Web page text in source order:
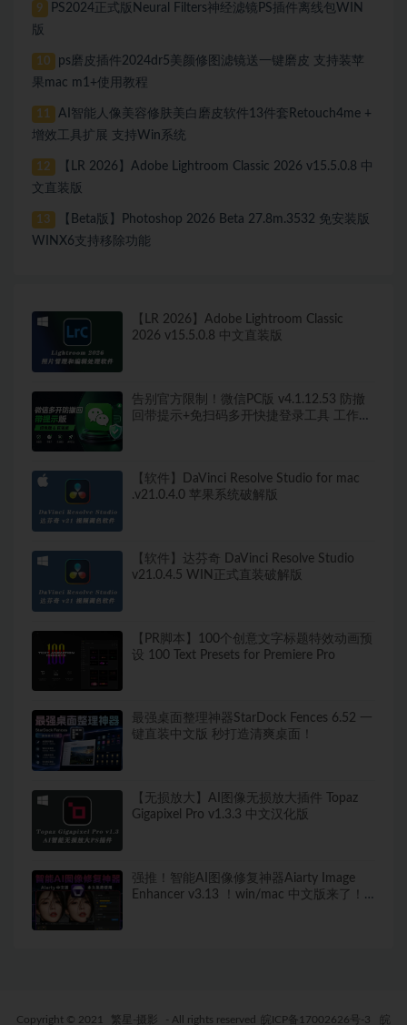
9
PS2024正式版Neural Filters神经滤镜PS插件离线包WIN
版
10
ps磨皮插件2024dr5美颜修图滤镜送一键磨皮 支持装苹
果mac m1+使用教程
11
AI智能人像美容修肤美白磨皮软件13件套Retouch4me +
增效工具扩展 支持Win系统
12
【LR 2026】Adobe Lightroom Classic 2026 v15.5.0.8 中
文直装版
13
【Beta版】Photoshop 2026 Beta 27.8m.3532 免安装版
WINX6支持移除功能
【LR 2026】Adobe Lightroom Classic
2026 v15.5.0.8 中文直装版
告别官方限制！微信PC版 v4.1.12.53 防撤
回带提示+免扫码多开快捷登录工具 工作生
【软件】DaVinci Resolve Studio for mac
.v21.0.4.0 苹果系统破解版
【软件】达芬奇 DaVinci Resolve Studio
v21.0.4.5 WIN正式直装破解版
【PR脚本】100个创意文字标题特效动画预
设 100 Text Presets for Premiere Pro
最强桌面整理神器StarDock Fences 6.52 一
键直装中文版 秒打造清爽桌面！
【无损放大】AI图像无损放大插件 Topaz
Gigapixel Pro v1.3.3 中文汉化版
强推！智能AI图像修复神器Aiarty Image
Enhancer v3.13 ！win/mac 中文版来了！
Copyright © 2021 繁星-摄影 - All rights reserved 皖ICP备17002626号-3 皖